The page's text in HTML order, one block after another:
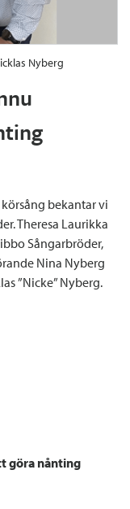
Nyberg
bekantar vi
Theresa Laurikka
Sångarbröder,
Nina Nyberg
”Nicke” Nyberg.
göra nånting